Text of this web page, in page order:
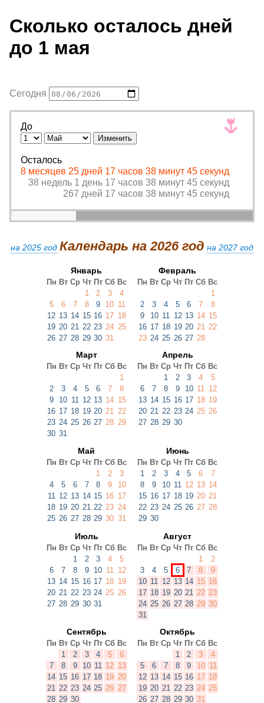
Сколько осталось дней
до 1 мая
Сегодня
До
Осталось
8 месяцев 25 дней 17 часов 38 минут 45 секунд
38 недель 1 день 17 часов 38 минут 45 секунд
267 дней 17 часов 38 минут 45 секунд
🌷
на 2025 год Календарь на 2026 год на 2027 год
Январь
Пн Вт Ср Чт Пт Сб Вс
1
2 3
4
5
6 7 8 9 10 11
12 13 14 15 16 17 18
19 20 21 22 23 24 25
26 27 28 29 30 31
Февраль
Пн Вт Ср Чт Пт Сб Вс
1
2
3 4 5 6 7
8
9
10 11 12 13 14 15
16 17 18 19 20 21
22
23 24 25 26 27 28
Март
Пн Вт Ср Чт Пт Сб Вс
1
2
3 4 5 6 7
8
9
10 11 12 13 14 15
16 17 18 19 20 21 22
23 24 25 26 27 28 29
30 31
Апрель
Пн Вт Ср Чт Пт Сб Вс
1
2 3 4
5
6
7 8 9 10 11 12
13 14 15 16 17 18 19
20 21 22 23 24 25 26
27 28 29 30
Май
Пн Вт Ср Чт Пт Сб Вс
1
2
3
4
5 6 7 8 9
10
11 12 13 14 15 16 17
18 19 20 21 22 23 24
25 26 27 28 29 30 31
Июнь
Пн Вт Ср Чт Пт Сб Вс
1
2 3 4 5 6
7
8
9 10 11 12 13 14
15 16 17 18 19 20 21
22 23 24 25 26 27 28
29 30
Июль
Пн Вт Ср Чт Пт Сб Вс
1
2 3 4
5
6
7 8 9 10 11
12
13 14 15 16 17 18 19
20 21 22 23 24 25 26
27 28 29 30 31
Август
Пн Вт Ср Чт Пт Сб Вс
1
2
3
4 5 6 7 8
9
10 11 12 13 14 15 16
17 18 19 20 21 22 23
24 25 26 27 28 29 30
31
Сентябрь
Пн Вт Ср Чт Пт Сб Вс
1
2 3 4 5
6
7
8 9 10 11 12 13
14 15 16 17 18 19 20
21 22 23 24 25 26 27
28 29 30
Октябрь
Пн Вт Ср Чт Пт Сб Вс
1
2 3
4
5
6 7 8 9 10 11
12 13 14 15 16 17 18
19 20 21 22 23 24 25
26 27 28 29 30 31